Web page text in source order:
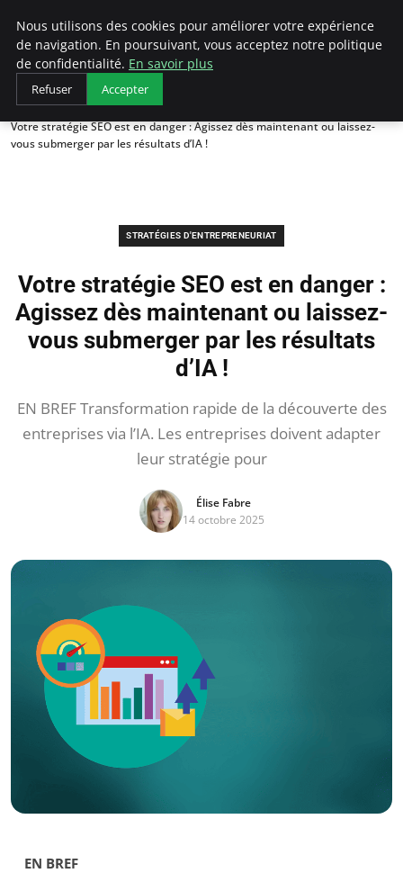
LECFCM
Accueil
Stratégies d'entrepreneuriat
Votre stratégie SEO est en danger : Agissez dès maintenant ou laissez-
vous submerger par les résultats d’IA !
STRATÉGIES D'ENTREPRENEURIAT
Votre stratégie SEO est en danger :
Agissez dès maintenant ou laissez-
vous submerger par les résultats
d’IA !
EN BREF Transformation rapide de la découverte des
entreprises via l’IA. Les entreprises doivent adapter
leur stratégie pour
Élise Fabre
14 octobre 2025
EN BREF
Nous utilisons des cookies pour améliorer votre expérience
de navigation. En poursuivant, vous acceptez notre politique
de confidentialité. En savoir plus
Refuser Accepter